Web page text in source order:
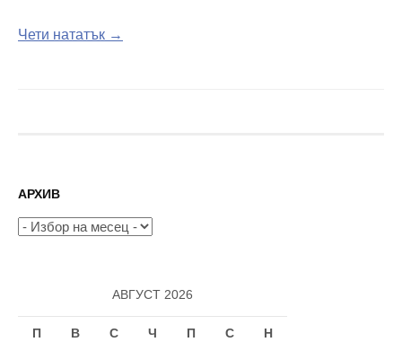
Чети нататък →
АРХИВ
Архив
АВГУСТ 2026
П В С Ч П С Н